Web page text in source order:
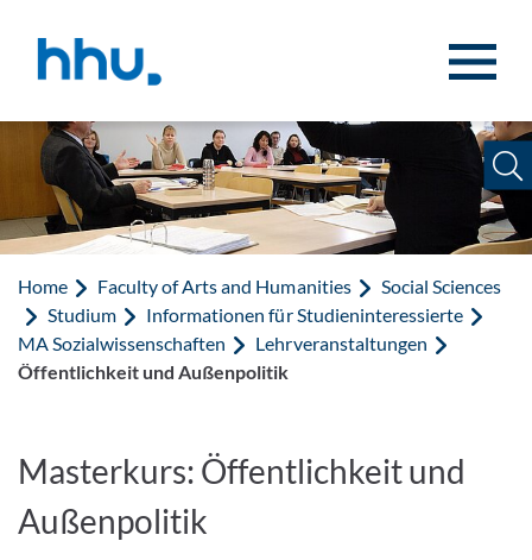
Home Faculty of Arts and Humanities
Social Sciences
Studium
Informationen für Studieninteressierte
MA Sozialwissenschaften
Lehrveranstaltungen
Öffentlichkeit und Außenpolitik
Masterkurs: Öffentlichkeit und
Außenpolitik